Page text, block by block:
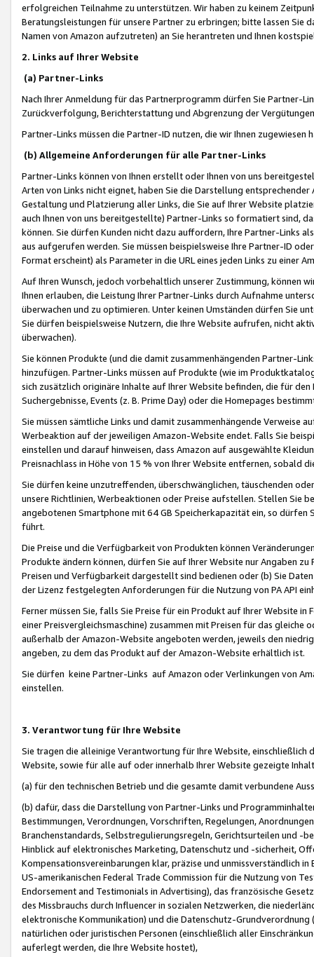
erfolgreichen Teilnahme zu unterstützen. Wir haben zu keinem
Beratungsleistungen für unsere Partner zu erbringen; bitte lassen Sie
Namen von Amazon aufzutreten) an Sie herantreten und Ihnen
2. Links auf Ihrer Website
(a) Partner-Links
Nach Ihrer Anmeldung für das Partnerprogramm dürfen Sie Partner-
Zurückverfolgung, Berichterstattung und Abgrenzung der
Partner-Links müssen die Partner-ID nutzen, die wir Ihnen zugewiesen
(b) Allgemeine Anforderungen für alle Partner-Links
Partner-Links können von Ihnen erstellt oder Ihnen von uns
Arten von Links nicht eignet, haben Sie die Darstellung
Gestaltung und Platzierung aller Links, die Sie auf Ihrer Website
auch Ihnen von uns bereitgestellte) Partner-Links so formatiert sind,
können. Sie dürfen Kunden nicht dazu auffordern, Ihre Partner-Links
aus aufgerufen werden. Sie müssen beispielsweise Ihre Partner-ID
Format erscheint) als Parameter in die URL eines jeden Links zu einer
Auf Ihren Wunsch, jedoch vorbehaltlich unserer Zustimmung, können
Ihnen erlauben, die Leistung Ihrer Partner-Links durch Aufnahme
überwachen und zu optimieren. Unter keinen Umständen dürfen Sie
Sie dürfen beispielsweise Nutzern, die Ihre Website aufrufen, nicht
überwachen).
Sie können Produkte (und die damit zusammenhängenden Partner-
hinzufügen. Partner-Links müssen auf Produkte (wie im
sich zusätzlich originäre Inhalte auf Ihrer Website befinden, die für
Suchergebnisse, Events (z. B. Prime Day) oder die Homepages
Sie müssen sämtliche Links und damit zusammenhängende
Werbeaktion auf der jeweiligen Amazon-Website endet. Falls Sie
einstellen und darauf hinweisen, dass Amazon auf ausgewählte
Preisnachlass in Höhe von 15 % von Ihrer Website entfernen, sobald
Sie dürfen keine unzutreffenden, überschwänglichen, täuschenden
unsere Richtlinien, Werbeaktionen oder Preise aufstellen. Stellen Sie
angebotenen Smartphone mit 64 GB Speicherkapazität ein, so dürfen
führt.
Die Preise und die Verfügbarkeit von Produkten können
Produkte ändern können, dürfen Sie auf Ihrer Website nur Angaben
Preisen und Verfügbarkeit dargestellt sind bedienen oder (b) Sie
der Lizenz festgelegten Anforderungen für die Nutzung von PA API
Ferner müssen Sie, falls Sie Preise für ein Produkt auf Ihrer Website
einer Preisvergleichsmaschine) zusammen mit Preisen für das
außerhalb der Amazon-Website angeboten werden, jeweils den
angeben, zu dem das Produkt auf der Amazon-Website erhältlich ist.
Sie dürfen keine Partner-Links auf Amazon oder Verlinkungen von
einstellen.
3. Verantwortung für Ihre Website
Sie tragen die alleinige Verantwortung für Ihre Website,
Website, sowie für alle auf oder innerhalb Ihrer Website gezeigte
(a) für den technischen Betrieb und die gesamte damit verbundene
(b) dafür, dass die Darstellung von Partner-Links und
Bestimmungen, Verordnungen, Vorschriften, Regelungen,
Branchenstandards, Selbstregulierungsregeln, Gerichtsurteilen und -
Hinblick auf elektronisches Marketing, Datenschutz und -sicherheit,
Kompensationsvereinbarungen klar, präzise und unmissverständlich
US-amerikanischen Federal Trade Commission für die Nutzung von
Endorsement and Testimonials in Advertising), das französische
des Missbrauchs durch Influencer in sozialen Netzwerken, die
elektronische Kommunikation) und die Datenschutz-
natürlichen oder juristischen Personen (einschließlich aller
auferlegt werden, die Ihre Website hostet),